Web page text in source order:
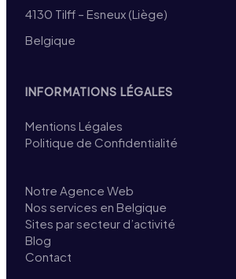
4130 Tilff – Esneux (Liège)
Belgique
INFORMATIONS LÉGALES
Mentions Légales
Politique de Confidentialité
Notre Agence Web
Nos services en Belgique
Sites par secteur d’activité
Blog
Contact